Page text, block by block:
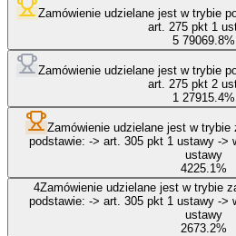
Zamówienie udzielane jest w trybie
art. 275 pkt 1
5 79069.8%
Zamówienie udzielane jest w trybie
art. 275 pkt 2
1 27915.4%
Zamówienie udzielane jest w
podstawie: -> art. 305 pkt 1 ustawy ->
ustawy
4225.1 %
4Zamówienie udzielane jest w trybie
podstawie: -> art. 305 pkt 1 ustawy ->
ustawy
2673.2%